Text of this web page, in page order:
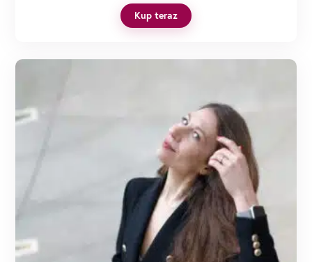
Kup teraz